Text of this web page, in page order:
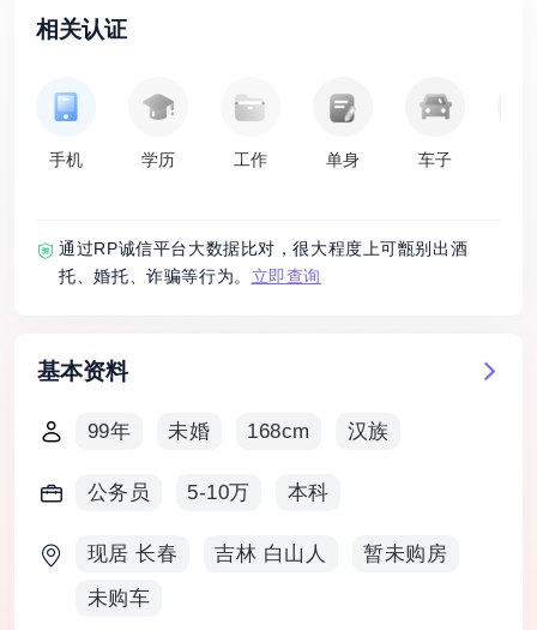
相关认证
手机 学历 工作 单身 车子
通过RP诚信平台大数据比对，很大程度上可甑别出酒
托、婚托、诈骗等行为。 立即查询
基本资料
99年 未婚 168cm 汉族
公务员 5-10万 本科
现居 长春 吉林 白山人
暂未购房
未购车